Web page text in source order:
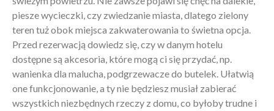
piesze wycieczki, czy zwiedzanie miasta, dlatego zielony
teren tuż obok miejsca zakwaterowania to świetna opcja.
Przed rezerwacją dowiedz się, czy w danym hotelu
dostępne są akcesoria, które mogą ci się przydać, np.
wanienka dla malucha, podgrzewacze do butelek. Ułatwią
one funkcjonowanie, a ty nie będziesz musiał zabierać
wszystkich niezbędnych rzeczy z domu, co byłoby trudne i